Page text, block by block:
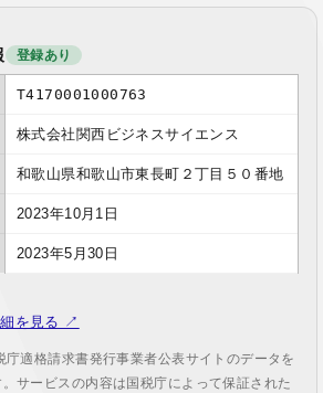
登録あり
T4170001000763
株式会社関西ビジネスサイエンス
和歌山県和歌山市東長町２丁目５０番地
2023年10月1日
2023年5月30日
を見る ↗
適格請求書発行事業者公表サイトのデータを
サービスの内容は国税庁によって保証された